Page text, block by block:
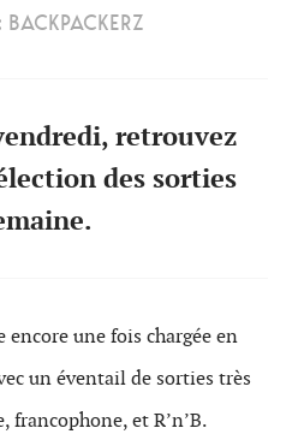
BACKPACKERZ
retrouvez
des sorties
encore une fois chargée en
un éventail de sorties très
et R’n’B.